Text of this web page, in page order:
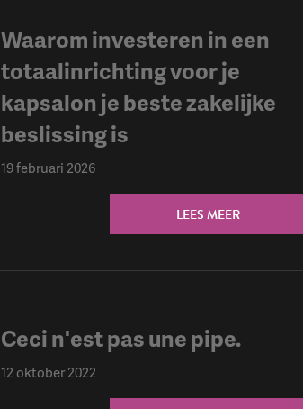
Waarom investeren in een
totaalinrichting voor je
kapsalon je beste zakelijke
beslissing is
19 februari 2026
LEES MEER
Ceci n'est pas une pipe.
12 oktober 2022